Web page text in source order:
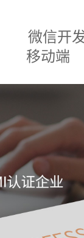
微信开
移动端